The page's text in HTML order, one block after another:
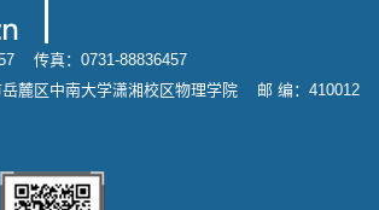
传真：0731-88836457
岳麓区中南大学潇湘校区物理学院 邮 编：410012